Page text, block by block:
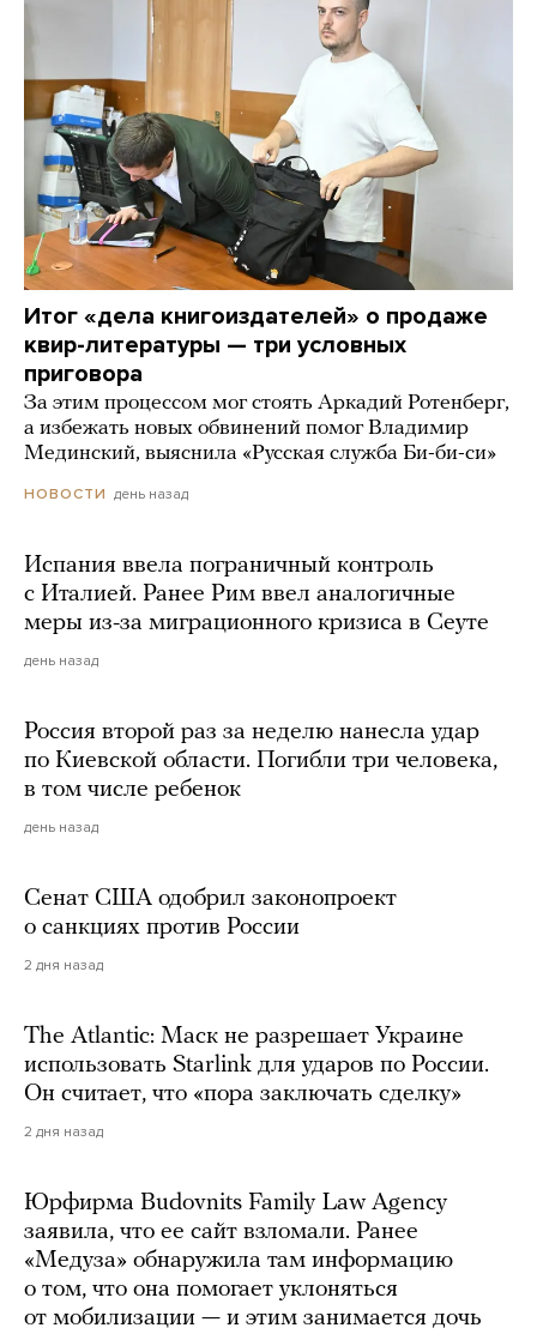
Итог «дела книгоиздателей» о продаже
квир-литературы — три условных
приговора
За этим процессом мог стоять Аркадий Ротенберг,
а избежать новых обвинений помог Владимир
Мединский, выяснила «Русская служба Би-би-си»
НОВОСТИ день назад
Испания ввела пограничный контроль
с Италией. Ранее Рим ввел аналогичные
меры из-за миграционного кризиса в Сеуте
день назад
Россия второй раз за неделю нанесла удар
по Киевской области. Погибли три человека,
в том числе ребенок
день назад
Сенат США одобрил законопроект
о санкциях против России
2 дня назад
The Atlantic: Маск не разрешает Украине
использовать Starlink для ударов по России.
Он считает, что «пора заключать сделку»
2 дня назад
Юрфирма Budovnits Family Law Agency
заявила, что ее сайт взломали. Ранее
«Медуза» обнаружила там информацию
о том, что она помогает уклоняться
от мобилизации — и этим занимается дочь